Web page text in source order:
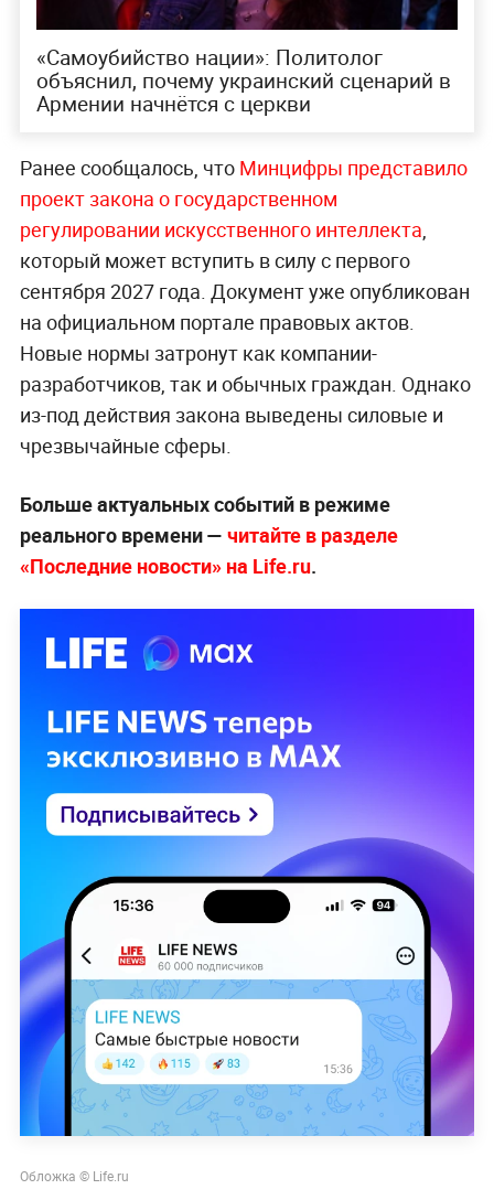
«Самоубийство нации»: Политолог
объяснил, почему украинский сценарий в
Армении начнётся с церкви
Ранее сообщалось, что Минцифры представило
проект закона о государственном
регулировании искусственного интеллекта,
который может вступить в силу с первого
сентября 2027 года. Документ уже опубликован
на официальном портале правовых актов.
Новые нормы затронут как компании-
разработчиков, так и обычных граждан. Однако
из-под действия закона выведены силовые и
чрезвычайные сферы.
Больше актуальных событий в режиме
реального времени — читайте в разделе
«Последние новости» на Life.ru.
Обложка © Life.ru